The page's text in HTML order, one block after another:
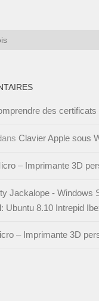
des certificats
Clavier Apple sous
– Imprimante 3D
Jackalope - Windows
Ubuntu 8.10 Intrepid
– Imprimante 3D